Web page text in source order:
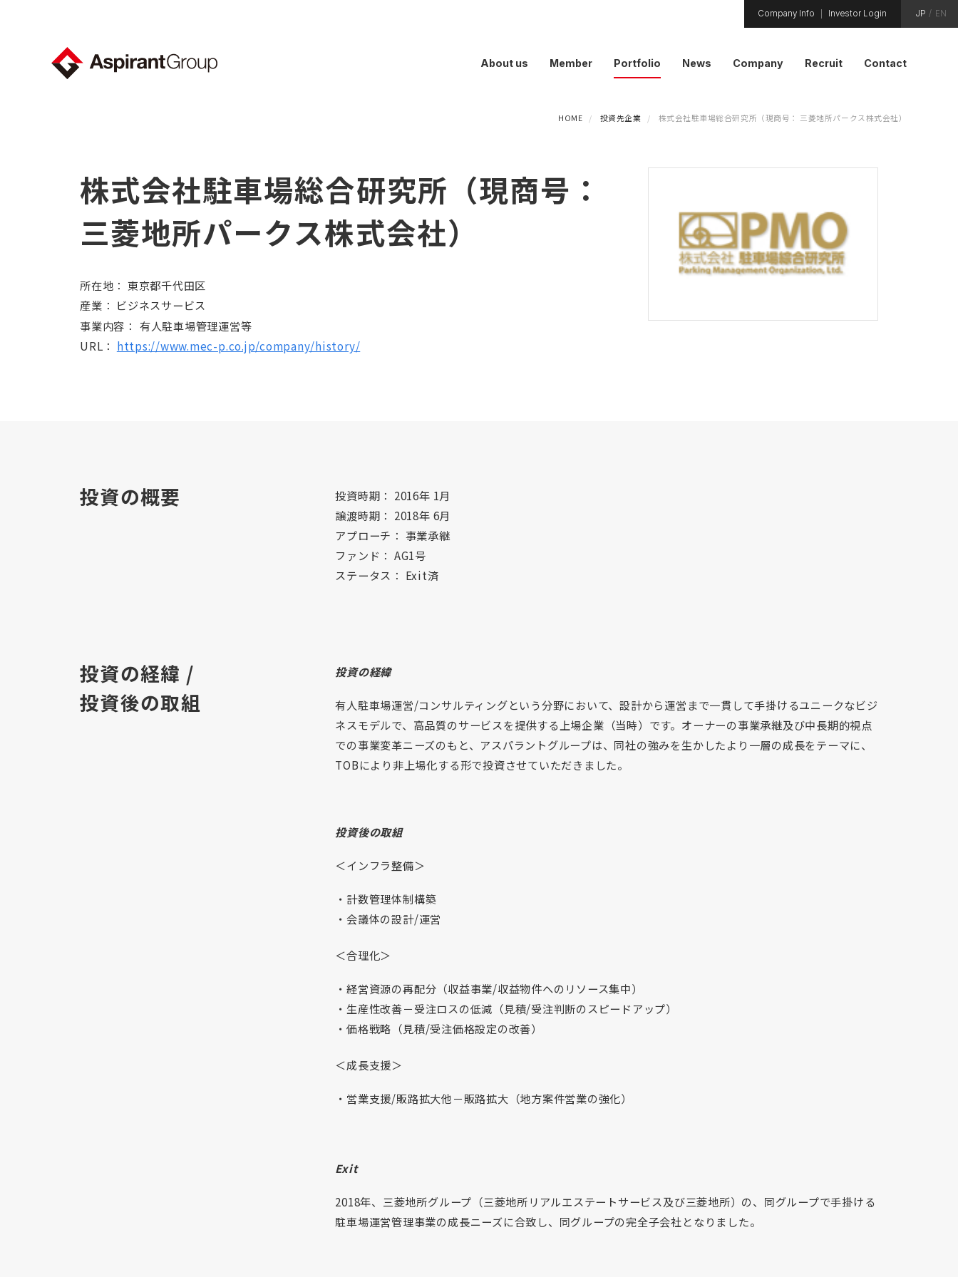
About us Member Portfolio News Company Recruit Contact
Company Info Investor Login JP / EN
HOME 投資先企業 株式会社駐車場総合研究所（現商号： 三菱地所パークス株式会社）
株式会社駐車場総合研究所（現商号：
三菱地所パークス株式会社）
所在地： 東京都千代田区
産業： ビジネスサービス
事業内容： 有人駐車場管理運営等
URL： https://www.mec-p.co.jp/company/history/
投資の概要
投資時期： 2016年 1月
譲渡時期： 2018年 6月
アプローチ： 事業承継
ファンド： AG1号
ステータス： Exit済
投資の経緯 /
投資後の取組
投資の経緯
有人駐車場運営/コンサルティングという分野において、設計から運営まで一貫して手掛けるユニークなビジ
ネスモデルで、高品質のサービスを提供する上場企業（当時）です。オーナーの事業承継及び中長期的視点
での事業変革ニーズのもと、アスパラントグループは、同社の強みを生かしたより一層の成長をテーマに、
TOBにより非上場化する形で投資させていただきました。
投資後の取組
＜インフラ整備＞
計数管理体制構築
会議体の設計/運営
＜合理化＞
経営資源の再配分（収益事業/収益物件へのリソース集中）
生産性改善－受注ロスの低減（見積/受注判断のスピードアップ）
価格戦略（見積/受注価格設定の改善）
＜成長支援＞
営業支援/販路拡大他－販路拡大（地方案件営業の強化）
Exit
2018年、三菱地所グループ（三菱地所リアルエステートサービス及び三菱地所）の、同グループで手掛ける
駐車場運営管理事業の成長ニーズに合致し、同グループの完全子会社となりました。